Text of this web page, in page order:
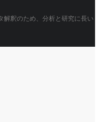
解釈のため、分析と研究に長い